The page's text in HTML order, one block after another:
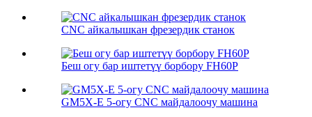
CNC айкалышкан фрезердик станок
Беш огу бар иштетүү борбору FH60P
GM5X-E 5-огу CNC майдалоочу машина